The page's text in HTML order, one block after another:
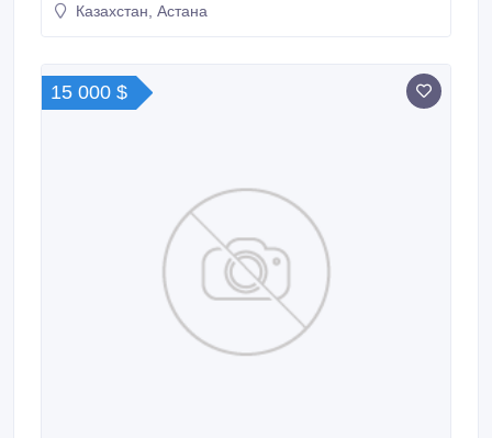
7013888199..
Казахстан, Астана
15 000 $